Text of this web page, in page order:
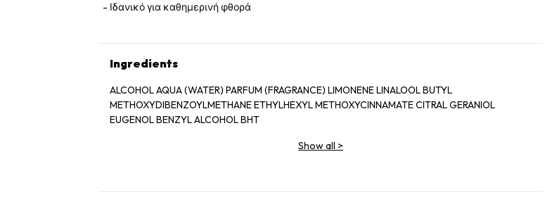
Ιδανικό για καθημερινή φθορά
Ingredients
ALCOHOL AQUA (WATER) PARFUM (FRAGRANCE) LIMONENE LINALOOL BUTYL
METHOXYDIBENZOYLMETHANE ETHYLHEXYL METHOXYCINNAMATE CITRAL GERANIOL
EUGENOL BENZYL ALCOHOL BHT
Show all >